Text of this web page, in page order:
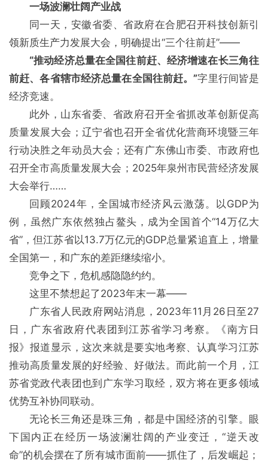
一场波澜壮阔产业战
同一天，安徽省委、省政府在合肥召开科技创新引
领新质生产力发展大会，明确提出“三个往前赶”——
“推动经济总量在全国往前赶、经济增速在长三角往
前赶、各省辖市经济总量在全国往前赶。”字里行间皆是
经济竞速。
此外，山东省委、省政府召开全省抓改革创新促高
质量发展大会；辽宁省也召开全省优化营商环境暨三年
行动决胜之年动员大会；还有广东佛山市委、市政府也
召开全市高质量发展大会；2025年泉州市民营经济发展
大会举行……
回顾2024年，全国城市经济风云激荡。以GDP为
例，虽然广东依然独占鳌头，成为全国首个“14万亿大
省”，但江苏省以13.7万亿元的GDP总量紧追直上，增量
全国第一，和广东的差距继续缩小。
竞争之下，危机感隐隐约约。
这里不禁想起了2023年末一幕——
广东省人民政府网站消息，2023年11月26日至27
日，广东省政府代表团到江苏省学习考察。《南方日
报》报道显示，这次来就是要实地考察、认真学习江苏
推动高质量发展的好经验、好做法。而此前一个月，江
苏省党政代表团也到广东学习取经，双方将在更多领域
优势互补协同联动。
无论长三角还是珠三角，都是中国经济的引擎。眼
下国内正在经历一场波澜壮阔的产业变迁，“逆天改
命”的机会摆在了所有城市面前——抓住了，后发崛起；